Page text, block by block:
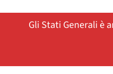
Gli Stati Generali è